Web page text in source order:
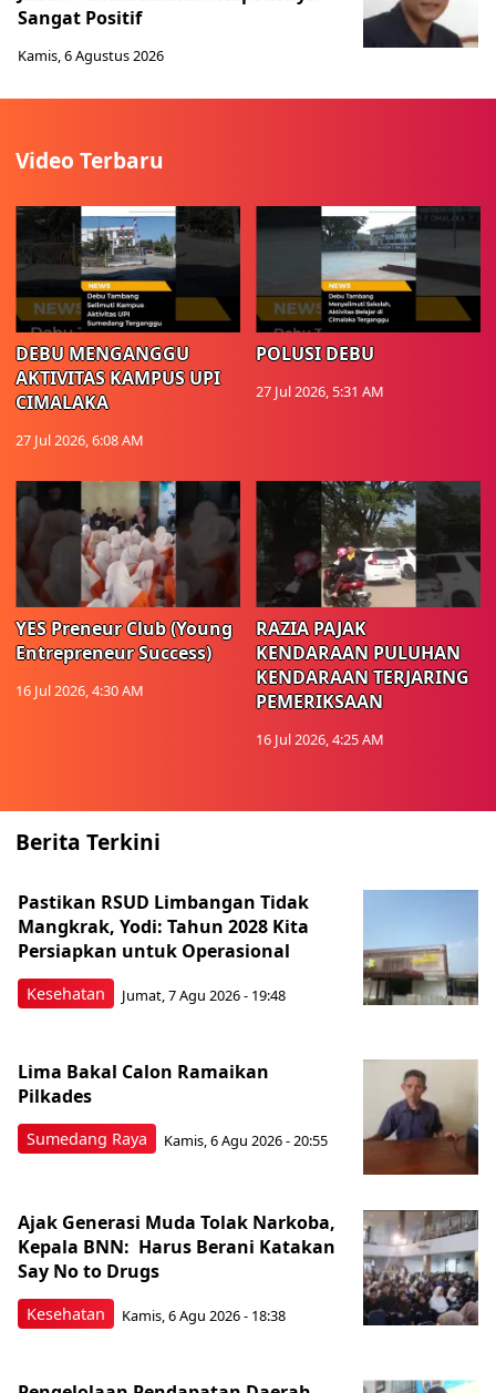
Sangat Positif
Kamis, 6 Agustus 2026
Video Terbaru
DEBU MENGANGGU
AKTIVITAS KAMPUS UPI
CIMALAKA
27 Jul 2026, 6:08 AM
POLUSI DEBU
27 Jul 2026, 5:31 AM
YES Preneur Club (Young
Entrepreneur Success)
16 Jul 2026, 4:30 AM
RAZIA PAJAK
KENDARAAN PULUHAN
KENDARAAN TERJARING
PEMERIKSAAN
16 Jul 2026, 4:25 AM
Berita Terkini
Kesehatan
Pastikan RSUD Limbangan Tidak
Mangkrak, Yodi: Tahun 2028 Kita
Persiapkan untuk Operasional
Jumat, 7 Agu 2026 - 19:48
Sumedang Raya
Lima Bakal Calon Ramaikan
Pilkades
Kamis, 6 Agu 2026 - 20:55
Kesehatan
Ajak Generasi Muda Tolak Narkoba,
Kepala BNN: Harus Berani Katakan
Say No to Drugs
Kamis, 6 Agu 2026 - 18:38